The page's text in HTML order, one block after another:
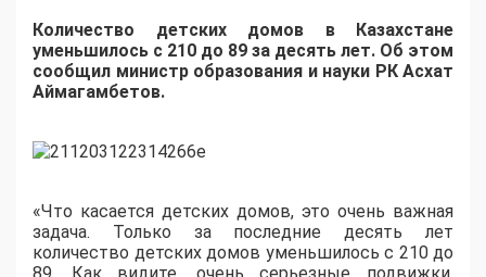
Количество детских домов в Казахстане
уменьшилось с 210 до 89 за десять лет. Об этом
сообщил министр образования и науки РК Асхат
Аймагамбетов.
«Что касается детских домов, это очень важная
задача. Только за последние десять лет
количество детских домов уменьшилось с 210 до